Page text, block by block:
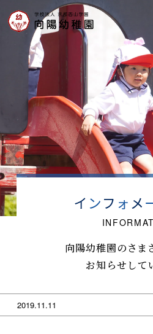
向陽幼稚園のさま
お知らせして
2019.11.11